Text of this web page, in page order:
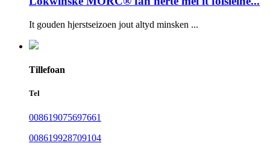
It gouden hjerstseizoen jout altyd minsken ...
Tillefoan
Tel
008619075697661
008619928709104